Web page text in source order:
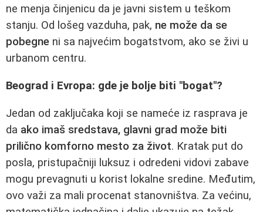
ne menja činjenicu da je javni sistem u teškom
stanju. Od lošeg vazduha, pak, ne može da se
pobegne ni sa najvećim bogatstvom, ako se živi u
urbanom centru.
Beograd i Evropa: gde je bolje biti "bogat"?
Jedan od zaključaka koji se nameće iz rasprava je
da ako imaš sredstava, glavni grad može biti
prilično komforno mesto za život. Kratak put do
posla, pristupačniji luksuz i odredeni vidovi zabave
mogu prevagnuti u korist lokalne sredine. Međutim,
ovo važi za mali procenat stanovništva. Za većinu,